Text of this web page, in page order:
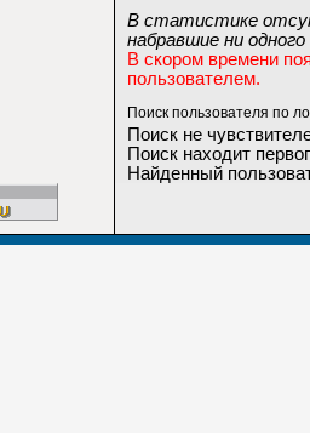
В статистике
набравшие ни одного
В скором времени
пользователем.
Поиск пользователя по
Поиск не
Поиск находит
Найденный